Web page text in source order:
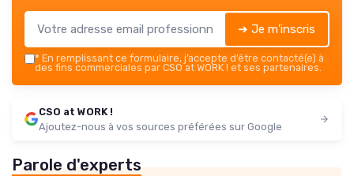
➔ Je m'inscris
* En remplissant ce formulaire, j’accepte d’être contacté(e) à
des fins commerciales par CSO at WORK ! et ses partenaires.
CSO at WORK !
Ajoutez-nous à vos sources préférées sur Google
Parole d'experts